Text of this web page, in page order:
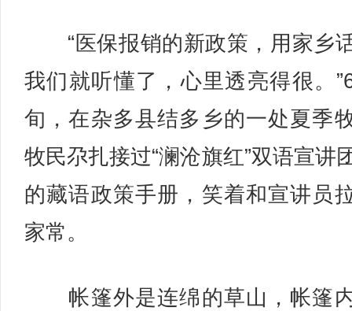
“医保报销的新政策，用家乡
我们就听懂了，心里透亮得很。
旬，在杂多县结多乡的一处夏季
牧民尕扎接过“澜沧旗红”双语宣讲
的藏语政策手册，笑着和宣讲员
家常。
帐篷外是连绵的草山，帐篷